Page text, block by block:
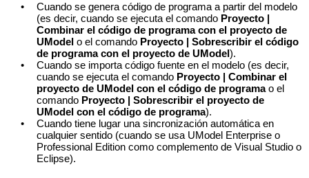
•
Cuando se genera código de programa a partir del modelo
(es decir, cuando se ejecuta el comando Proyecto |
Combinar el código de programa con el proyecto de
UModel o el comando Proyecto | Sobrescribir el código
de programa con el proyecto de UModel).
•
Cuando se importa código fuente en el modelo (es decir,
cuando se ejecuta el comando Proyecto | Combinar el
proyecto de UModel con el código de programao el
comando Proyecto | Sobrescribir el proyecto de
UModel con el código de programa).
•
Cuando tiene lugar una sincronización automática en
cualquier sentido (cuando se usa UModel Enterprise o
Professional Edition como complemento de Visual Studio o
Eclipse).